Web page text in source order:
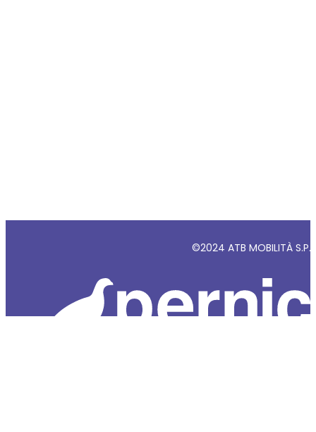
©2024 ATB MOBILITÀ